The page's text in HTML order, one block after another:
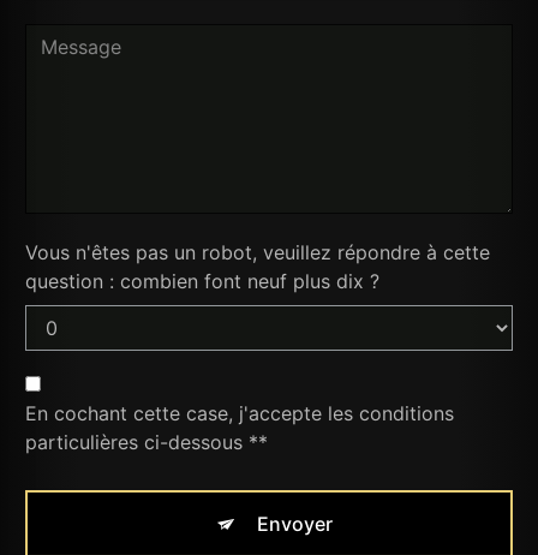
Vous n'êtes pas un robot, veuillez répondre à cette
question : combien font neuf plus dix ?
En cochant cette case, j'accepte les conditions
particulières ci-dessous **
Envoyer